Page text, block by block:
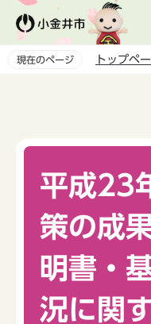
ペ
現在のページ トップペ
平成23
策の成
明書・
況に関